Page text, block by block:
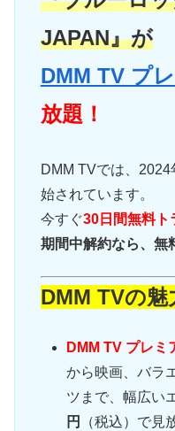
JAPAN』が
DMM TV プ
放題！
DMM TVでは、
始されています。
今すぐ30日間無料ト
期間中解約なら、無
DMM TVの魅
DMM TV プレミ
から映画、バラ
ツまで、幅広い
円
（税込）で見